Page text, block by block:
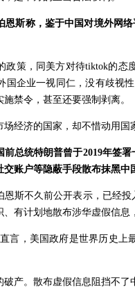
恩斯称，鉴于中国对境外网
政策，同美方对待tiktok的
国企业一视同仁，没有歧视
禁令，甚至还要强制剥离。
经济的国家，却不惜动用
总统特朗普曾于2019年签
账户等隐蔽手段散布抹黑
斯不久前公开表示，已经
有计划地散布涉华虚假信
言，美国政府是世界历史
产。散布虚假信息阻挡不